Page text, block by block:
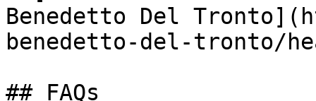
Benedetto Del
benedetto-del-tronto/
## FAQs